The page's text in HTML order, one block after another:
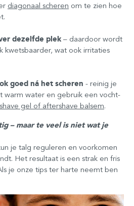
diagonaal scheren om te zien hoe
dezelfde plek – daardoor wordt
kwetsbaarder, wat ook irritaties
goed ná het scheren - reinig je
warm water en gebruik een vocht-
gel of aftershave balsem.
– maar te veel is niet wat je
je talg reguleren en voorkomen
Het resultaat is een strak en fris
je onze tips ter harte neemt ben